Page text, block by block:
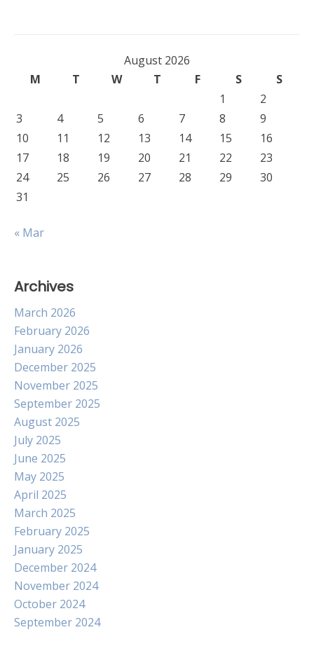
August 2026
M
T W T F S
S
1
2
3
4 5 6 7 8
9
10
11 12 13 14 15
16
17
18 19 20 21 22
23
24
25 26 27 28 29
30
31
« Mar
Archives
March 2026
February 2026
January 2026
December 2025
November 2025
September 2025
August 2025
July 2025
June 2025
May 2025
April 2025
March 2025
February 2025
January 2025
December 2024
November 2024
October 2024
September 2024